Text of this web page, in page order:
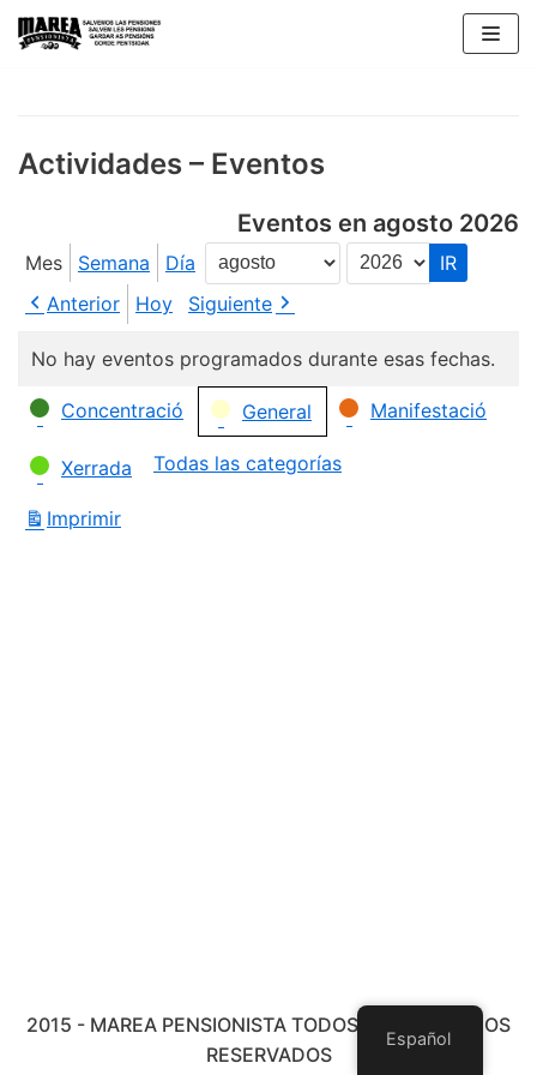
Saltar
Actividades – Eventos
Eventos en agosto 2026
Mes Semana Día
Mes
Año
Anterior
Hoy Siguiente
No hay eventos programados durante esas fechas.
Categorías
Concentració General Manifestació
Xerrada Todas las categorías
Imprimir
2015 - MAREA PENSIONISTA TODOS LOS DERECHOS
RESERVADOS
Español